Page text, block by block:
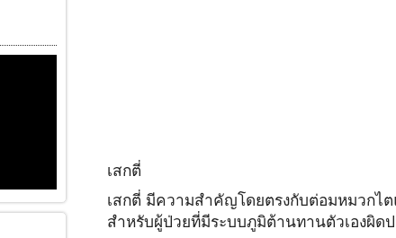
เสกตี่
เสกตี่ มีความสำคัญโดยตรงกับต่อมหมวกไ
สำหรับผู้ป่วยที่มีระบบภูมิต้านทานตัวเองผิด